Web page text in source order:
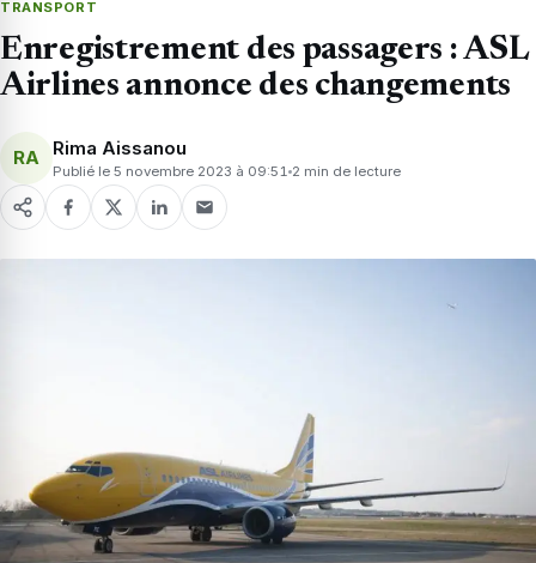
TRANSPORT
Enregistrement des passagers : ASL
Airlines annonce des changements
RA Rima Aissanou
Publié le 5 novembre 2023 à 09:51 2 min de lecture